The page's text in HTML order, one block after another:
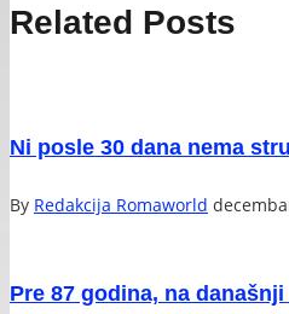
Related Posts
Ni posle 30 dana nema
By Redakcija Romaworld
Pre 87 godina, na